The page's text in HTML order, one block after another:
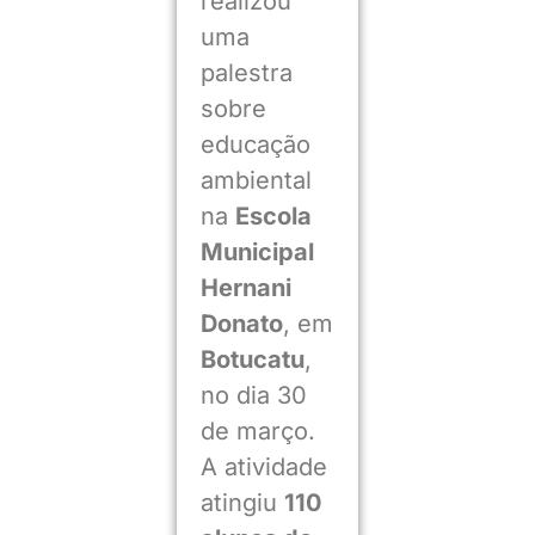
uma
palestra
sobre
educação
ambiental
na Escola
Municipal
Hernani
Donato, em
Botucatu,
no dia 30
de março.
A atividade
atingiu 110